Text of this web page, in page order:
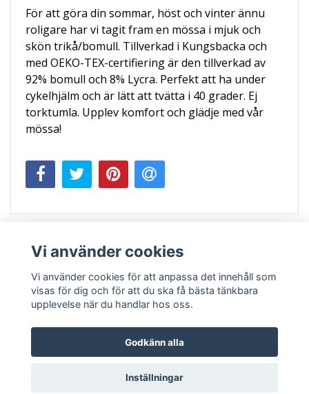
För att göra din sommar, höst och vinter ännu
roligare har vi tagit fram en mössa i mjuk och
skön trikå/bomull. Tillverkad i Kungsbacka och
med OEKO-TEX-certifiering är den tillverkad av
92% bomull och 8% Lycra. Perfekt att ha under
cykelhjälm och är lätt att tvätta i 40 grader. Ej
torktumla. Upplev komfort och glädje med vår
mössa!
© Copyright 2026 Trollunges
Vi använder cookies
Vi använder cookies för att anpassa det innehåll som
visas för dig och för att du ska få bästa tänkbara
upplevelse när du handlar hos oss.
Godkänn alla
Inställningar